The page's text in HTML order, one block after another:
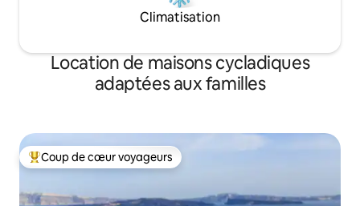
Climatisation
Location de maisons cycladiques
adaptées aux familles
Coups de cœur voyageurs les plus appréciés
Coup de cœur voyageurs